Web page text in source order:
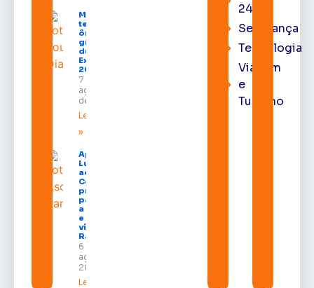
Macapá
terá
ônibus
gratuitos
durante a
Expofeira
2026
7 de
agosto
de 2026
Leia mais
»
Após veto,
Lula envia
ao
Congresso
projeto
para criar
a UNIFRON
e grava
vídeo para
Randolfe
6 de
agosto de
2026
Leia mais »
24h
Segurança
Tecnologia
Viagem
e
Turismo